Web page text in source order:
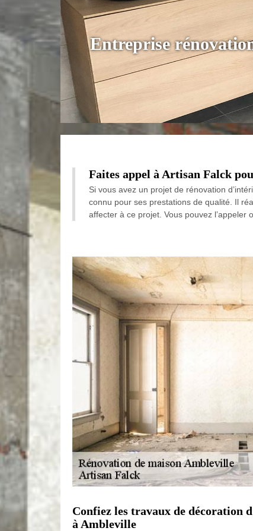
Entreprise
Faites appel à Artisan Falck
Si vous avez un projet de rénovation
connu pour ses prestations de qualité. Il
affecter à ce projet. Vous pouvez
Confiez les travaux de décoration
à Ambleville